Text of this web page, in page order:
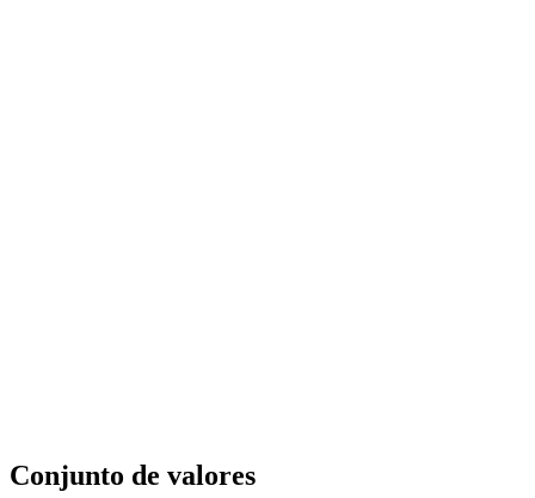
Conjunto de valores